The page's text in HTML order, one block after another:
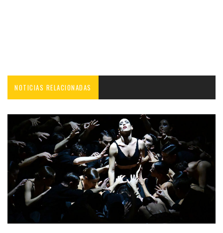
NOTICIAS RELACIONADAS